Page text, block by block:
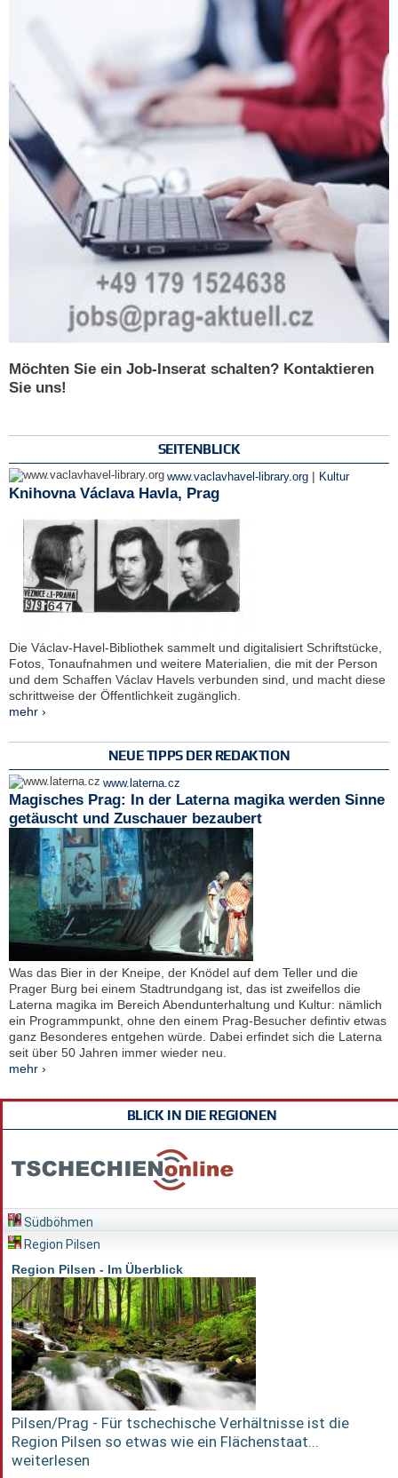
Möchten Sie ein Job-Inserat schalten? Kontaktieren
Sie uns!
SEITENBLICK
www.vaclavhavel-library.org | Kultur
Knihovna Václava Havla, Prag
Die Václav-Havel-Bibliothek sammelt und digitalisiert Schriftstücke,
Fotos, Tonaufnahmen und weitere Materialien, die mit der Person
und dem Schaffen Václav Havels verbunden sind, und macht diese
schrittweise der Öffentlichkeit zugänglich.
mehr ›
NEUE TIPPS DER REDAKTION
www.laterna.cz
Magisches Prag: In der Laterna magika werden Sinne
getäuscht und Zuschauer bezaubert
Was das Bier in der Kneipe, der Knödel auf dem Teller und die
Prager Burg bei einem Stadtrundgang ist, das ist zweifellos die
Laterna magika im Bereich Abendunterhaltung und Kultur: nämlich
ein Programmpunkt, ohne den einem Prag-Besucher defintiv etwas
ganz Besonderes entgehen würde. Dabei erfindet sich die Laterna
seit über 50 Jahren immer wieder neu.
mehr ›
BLICK IN DIE REGIONEN
Südböhmen
Region Pilsen
Region Pilsen - Im Überblick
Pilsen/Prag - Für tschechische Verhältnisse ist die
Region Pilsen so etwas wie ein Flächenstaat...
weiterlesen